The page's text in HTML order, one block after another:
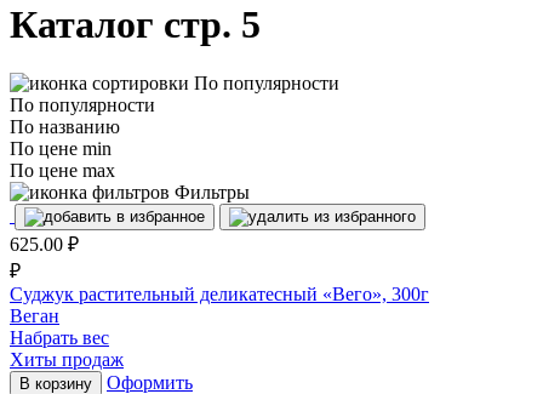
Каталог стр. 5
По популярности
По популярности
По названию
По цене min
По цене max
Фильтры
625.00 ₽
₽
Суджук растительный деликатесный «Вего», 300г
Веган
Набрать вес
Хиты продаж
В корзину Оформить